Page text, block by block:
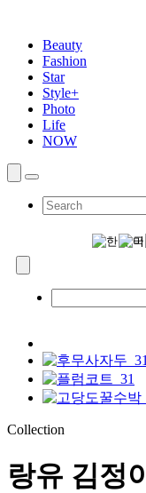
Beauty
Fashion
Star
Style+
Photo
Life
NOW
Collection
랑유 김정